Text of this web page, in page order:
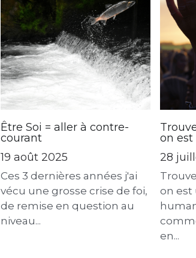
Être Soi = aller à contre-
courant
19 août 2025
Ces 3 dernières années j'ai
on
28
on est